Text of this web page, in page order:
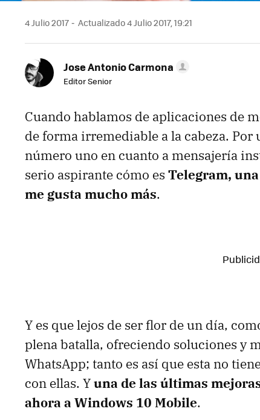
4 Julio 2017 Actualizado 4 Julio 2017, 19:21
Jose Antonio Carmona
Editor Senior
Cuando hablamos de aplicaciones de
de forma irremediable a la cabeza.
número uno en cuanto a mensajería
serio aspirante cómo es Telegram,
me gusta mucho más.
Y es que lejos de ser flor de un día,
plena batalla, ofreciendo soluciones y
WhatsApp; tanto es así que esta no
con ellas. Yuna de las últimas
ahora a Windows 10 Mobile.